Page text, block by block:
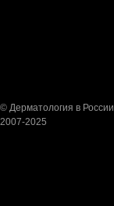
© Дерматология в России
2007-2025